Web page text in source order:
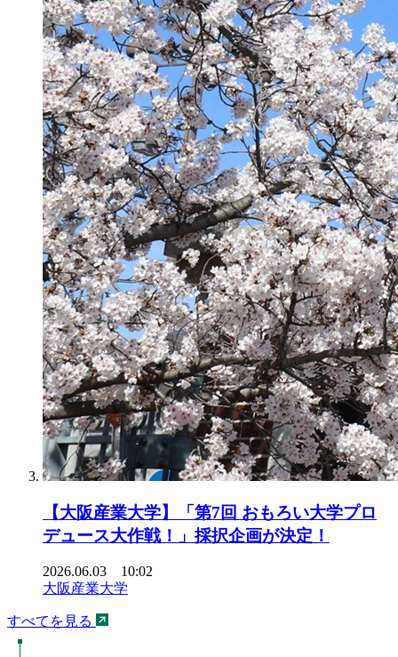
【大阪産業大学】「第7回 おもろい大学プロ
デュース大作戦！」採択企画が決定！
2026.06.03 10:02
大阪産業大学
すべてを見る